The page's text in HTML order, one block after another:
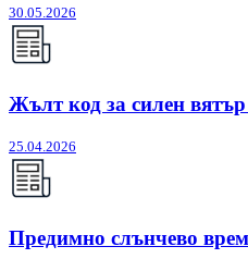
30.05.2026
Жълт код за силен вятър
25.04.2026
Предимно слънчево